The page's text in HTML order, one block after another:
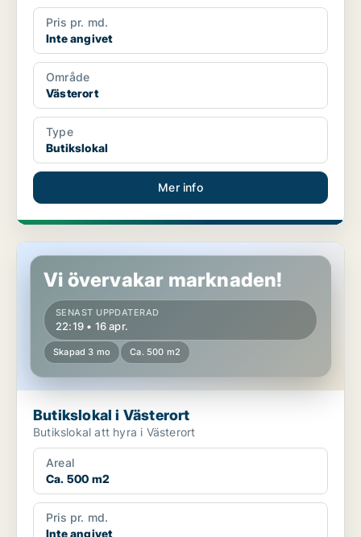
Pris pr. md.
Inte angivet
Område
Västerort
Type
Butikslokal
Mer info
Butikslokal i Västerort
Vi övervakar marknaden!
SENAST UPPDATERAD
22:19 • 16 apr.
Skapad 3 mo Ca. 500 m2
Butikslokal i Västerort
Butikslokal att hyra i Västerort
Areal
Ca. 500 m2
Pris pr. md.
Inte angivet